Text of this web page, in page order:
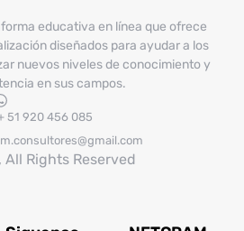
educativa en línea que ofrece
diseñados para ayudar a los
nuevos niveles de conocimiento y
en sus campos.
51 920 456 085
Rights Reserved